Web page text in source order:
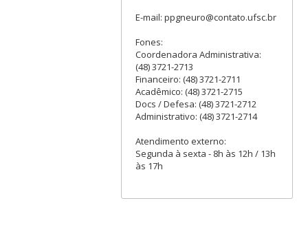
E-mail: ppgneuro@contato.ufsc.br
Fones:
Coordenadora Administrativa:
(48) 3721-2713
Financeiro: (48) 3721-2711
Acadêmico: (48) 3721-2715
Docs / Defesa: (48) 3721-2712
Administrativo: (48) 3721-2714
Atendimento externo:
Segunda à sexta - 8h às 12h / 13h
às 17h